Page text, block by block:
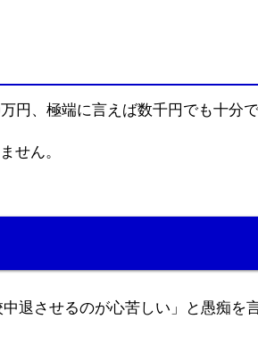
円、極端に言えば数千円でも十分で
せん。
退させるのが心苦しい」と愚痴を